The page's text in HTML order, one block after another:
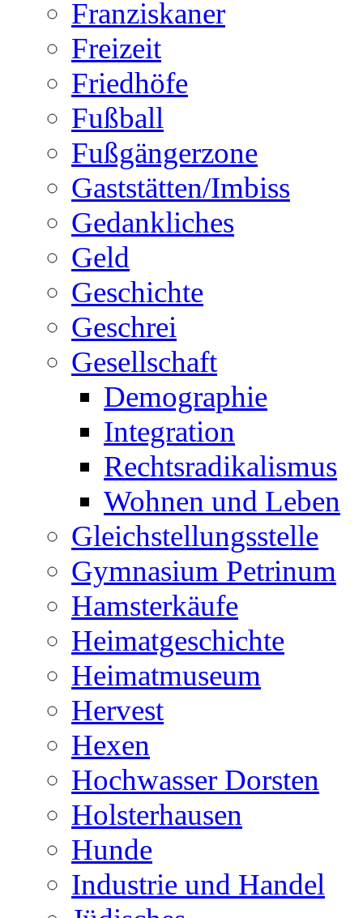
Franziskaner
Freizeit
Friedhöfe
Fußball
Fußgängerzone
Gaststätten/Imbiss
Gedankliches
Geld
Geschichte
Geschrei
Gesellschaft
Demographie
Integration
Rechtsradikalismus
Wohnen und Leben
Gleichstellungsstelle
Gymnasium Petrinum
Hamsterkäufe
Heimatgeschichte
Heimatmuseum
Hervest
Hexen
Hochwasser Dorsten
Holsterhausen
Hunde
Industrie und Handel